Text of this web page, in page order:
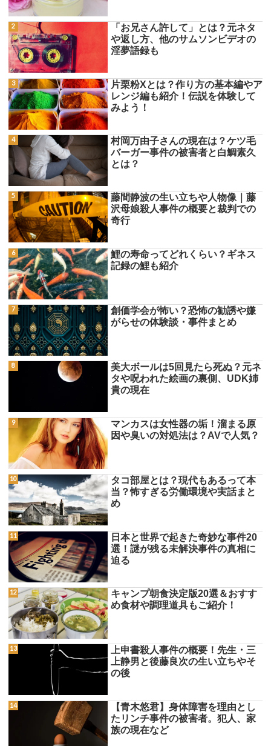
「お兄さん許して」とは？元ネタ
や返し方、他のサムソンビデオの
淫夢語録も
片栗粉Xとは？作り方の基本編やア
レンジ編も紹介！伝説を体験して
みよう！
村岡万由子さんの現在は？ケツ毛
バーガー事件の被害者と白鯛素久
とは？
藤間静波の生い立ちや人物像｜藤
沢母娘殺人事件の概要と裁判での
奇行
鯉の寿命ってどれくらい？ギネス
記録の鯉も紹介
創価学会が怖い？恐怖の勧誘や嫌
がらせの体験談・事件まとめ
美大ボールは5回見たら死ぬ？元ネ
タや呪われた絵画の裏側、UDK姉
貴の現在
マンカスは女性器の垢！溜まる原
因や臭いの対処法は？AVで人気？
タコ部屋とは？現代もあるって本
当？怖すぎる労働環境や実話まと
め
日本と世界で起きた奇妙な事件20
選！謎が残る未解決事件の真相に
迫る
キャンプ朝食決定版20選＆おすす
め食材や調理道具もご紹介！
上申書殺人事件の概要！先生・三
上静男と後藤良次の生い立ちやそ
の後
【青木悠君】身体障害を理由とし
たリンチ事件の被害者。犯人、家
族の現在など